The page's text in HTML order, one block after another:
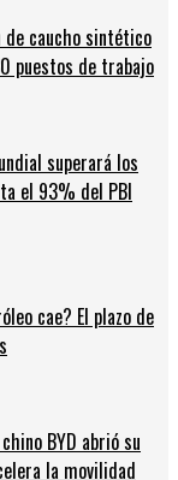
de caucho sintético
puestos de trabajo
superará los
el 93% del PBI
cae? El plazo de
BYD abrió su
la movilidad